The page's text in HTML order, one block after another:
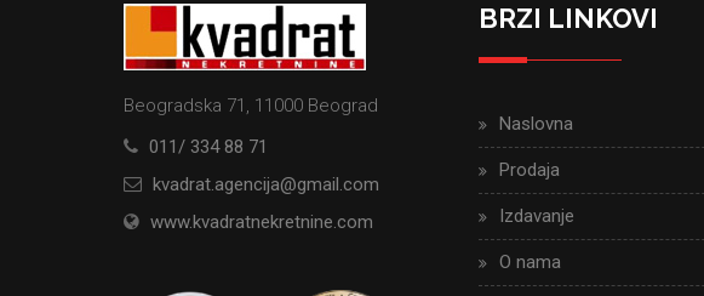
Beogradska 71, 11000 Beograd
011/ 334 88 71
kvadrat.agencija@gmail.com
www.kvadratnekretnine.com
BRZI LINKOVI
Naslovna
Prodaja
Izdavanje
O nama